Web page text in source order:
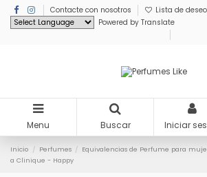
Contacte con nosotros Lista de
Powered by Translate
Menu Buscar Iniciar
Inicio Perfumes Equivalencias de Perfume para
a Clinique - Happy